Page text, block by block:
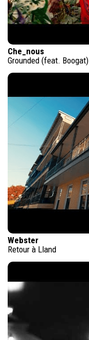
Che_nous
Grounded (feat. Boogat)
Webster
Retour à Lland